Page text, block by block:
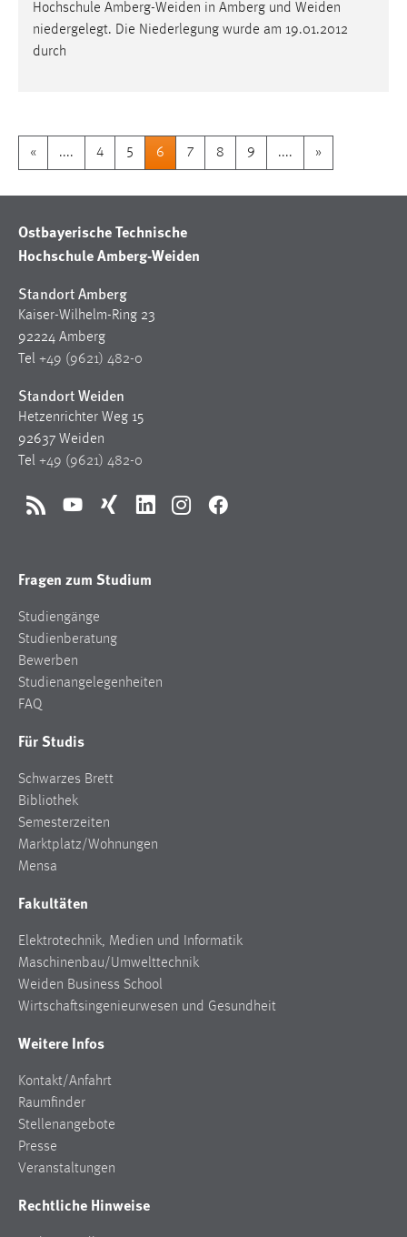
Hochschule Amberg-Weiden in Amberg und Weiden
niedergelegt. Die Niederlegung wurde am 19.01.2012
durch
« .... 4 5 6 7 8 9 .... »
Ostbayerische Technische
Hochschule Amberg-Weiden
Standort Amberg
Kaiser-Wilhelm-Ring 23
92224 Amberg
Tel +49 (9621) 482-0
Standort Weiden
Hetzenrichter Weg 15
92637 Weiden
Tel +49 (9621) 482-0
RSS YouTubeXing LinkedInInstagramFacebook
Fragen zum Studium
Studiengänge
Studienberatung
Bewerben
Studienangelegenheiten
FAQ
Für Studis
Schwarzes Brett
Bibliothek
Semesterzeiten
Marktplatz/Wohnungen
Mensa
Fakultäten
Elektrotechnik, Medien und Informatik
Maschinenbau/Umwelttechnik
Weiden Business School
Wirtschaftsingenieurwesen und Gesundheit
Weitere Infos
Kontakt/Anfahrt
Raumfinder
Stellenangebote
Presse
Veranstaltungen
Rechtliche Hinweise